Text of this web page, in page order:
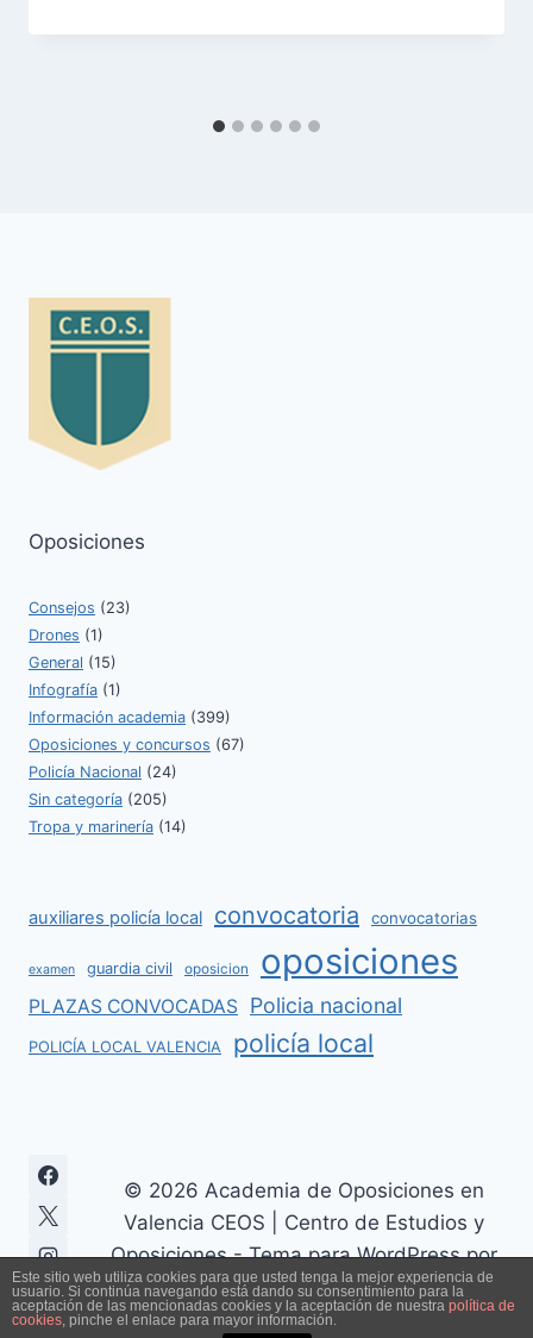
Oposiciones
Consejos (23)
Drones (1)
General (15)
Infografía (1)
Información academia (399)
Oposiciones y concursos (67)
Policía Nacional (24)
Sin categoría (205)
Tropa y marinería (14)
auxiliares policía local convocatoria convocatorias
examen guardia civil oposicion oposiciones
PLAZAS CONVOCADAS Policia nacional
POLICÍA LOCAL VALENCIA policía local
© 2026 Academia de Oposiciones en
Valencia CEOS | Centro de Estudios y
Oposiciones - Tema para WordPress por
Kadence WP
Este sitio web utiliza cookies para que usted tenga la mejor experiencia de
usuario. Si continúa navegando está dando su consentimiento para la
aceptación de las mencionadas cookies y la aceptación de nuestra política de
cookies, pinche el enlace para mayor información.